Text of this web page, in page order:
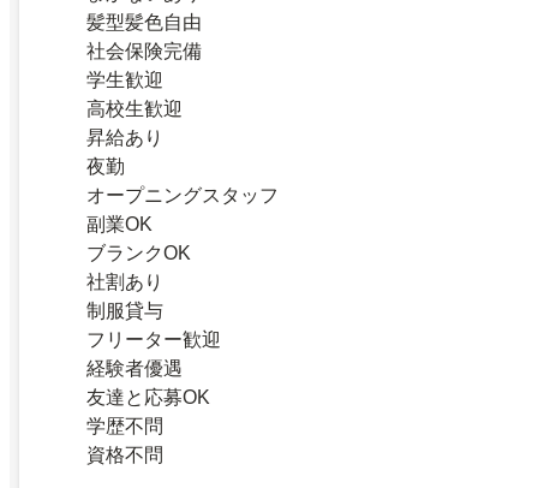
髪型髪色自由
社会保険完備
学生歓迎
高校生歓迎
昇給あり
夜勤
オープニングスタッフ
副業OK
ブランクOK
社割あり
制服貸与
フリーター歓迎
経験者優遇
友達と応募OK
学歴不問
資格不問